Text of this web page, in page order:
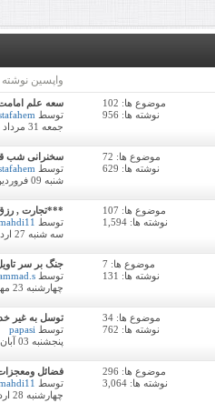
واپسین نوشته
موضوع ها: 102
نوشته ها: 956
سعه علم
توسط
جمعه 31 مرداد 04,
موضوع ها: 72
نوشته ها: 629
سخنرانی شب
توسط
شنبه 09 فروردین 04,
موضوع ها: 107
نوشته ها: 1,594
***تجارت ,
توسط
سه شنبه 27 اردیبهشت 01,
موضوع ها: 7
نوشته ها: 131
جنگ بر سر
توسط
چهارشنبه 23 مهر 93,
موضوع ها: 34
نوشته ها: 762
توسل به غیر
توسط papasi
پنجشنبه 03 آبان 97,
موضوع ها: 296
نوشته ها: 3,064
فضائل
توسط
چهارشنبه 28 اردیبهشت 01,